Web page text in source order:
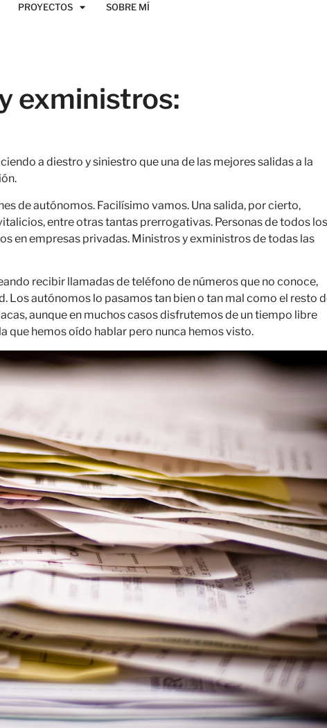
PROYECTOS SOBRE MÍ
exministros:
a diestro y siniestro que una de las mejores salidas a la
de autónomos. Facilísimo vamos. Una salida, por cierto,
entre otras tantas prerrogativas. Personas de todos los
en empresas privadas. Ministros y exministros de todas las
recibir llamadas de teléfono de números que no conoce,
Los autónomos lo pasamos tan bien o tan mal como el resto
aunque en muchos casos disfrutemos de un tiempo libre
que hemos oído hablar pero nunca hemos visto.